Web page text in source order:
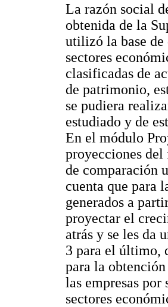
La razón social
obtenida de la
utilizó la base
sectores
clasificadas de
de patrimonio,
se pudiera
estudiado y de
En el módulo
proyecciones del
de comparación
cuenta que para
generados a
proyectar el
atrás y se les da
3 para el último,
para la
las empresas
sectores